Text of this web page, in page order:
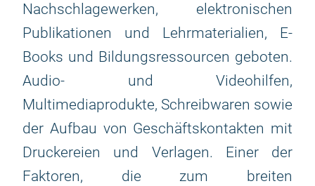
Nachschlagewerken, elektronischen
Publikationen und Lehrmaterialien, E-
Books und Bildungsressourcen geboten.
Audio- und Videohilfen,
Multimediaprodukte, Schreibwaren sowie
der Aufbau von Geschäftskontakten mit
Druckereien und Verlagen. Einer der
Faktoren, die zum breiten